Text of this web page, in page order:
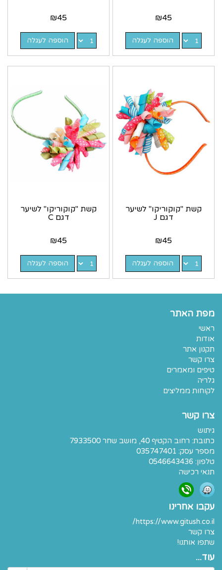
₪45
הוספה לעגלה
₪45
הוספה לעגלה
קשת "קוקוריקו" לשיער
דגם J
₪45
הוספה לעגלה
קשת "קוקוריקו" לשיער
דגם C
₪45
הוספה לעגלה
מפת האתר
ראשי
אודות
תקנון אתר
צרו קשר
טיפים ומאמרים
גלריה
לקוחות ממליצים
צרו קשר
גיתוש
כתובת: רחוב הקטיף 40, מושב שחר 7933500
מספר עסק: 035747401
טלפון: 0546643436
תנאי רכישה
עקבו אחרינו
https://www.gitush.co.il/
צרו קשר
שתפו אותנו!
עוד...